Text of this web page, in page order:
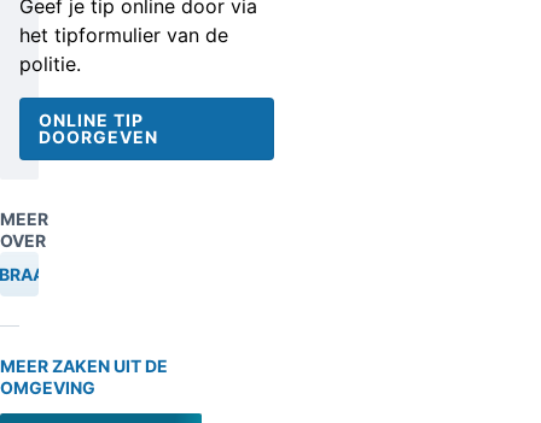
Geef je tip online door via
het tipformulier van de
politie.
ONLINE TIP
DOORGEVEN
MEER
OVER
MEER ZAKEN UIT DE
OMGEVING